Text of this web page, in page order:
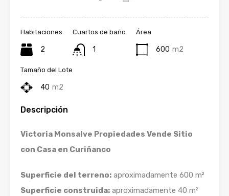
Habitaciones
2
Cuartos de baño
1
Área
600 m2
Tamaño del Lote
40 m2
Descripción
Victoria Monsalve Propiedades Vende Sitio
con Casa en Curiñanco
Superficie del terreno: aproximadamente 600 m²
Superficie construida: aproximadamente 40 m²